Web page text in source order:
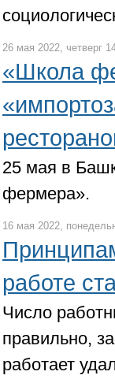
26 мая 2022, четверг
«Школа
25 мая в
фермера».
16 мая 2022,
работе
Число
правильно,
работает